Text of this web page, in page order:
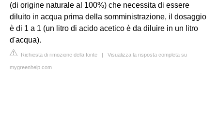
(di origine naturale al 100%) che necessita di essere
diluito in acqua prima della somministrazione, il dosaggio
è di 1 a 1 (un litro di acido acetico è da diluire in un litro
d'acqua).
Richiesta di rimozione della fonte | Visualizza la risposta completa su
mygreenhelp.com